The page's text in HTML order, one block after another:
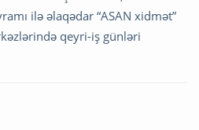
ilə əlaqədar “ASAN xidmət”
qeyri-iş günləri